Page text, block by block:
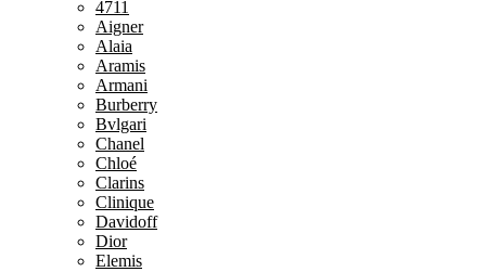
4711
Aigner
Alaia
Aramis
Armani
Burberry
Bvlgari
Chanel
Chloé
Clarins
Clinique
Davidoff
Dior
Elemis